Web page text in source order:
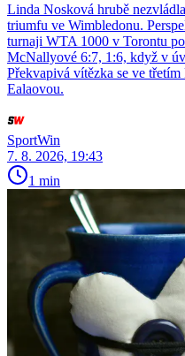
Linda Nosková hrubě
triumfu ve Wimbledonu.
turnaji WTA 1000 v Torontu
McNallyové 6:7, 1:6, když v
Překvapivá vítězka se ve
Ealaovou.
SportWin
7. 8. 2026, 19:43
1 min